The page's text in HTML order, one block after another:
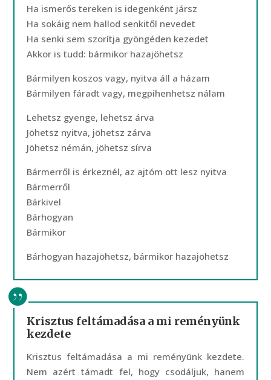
Ha ismerős tereken is idegenként jársz
Ha sokáig nem hallod senkitől nevedet
Ha senki sem szorítja gyöngéden kezedet
Akkor is tudd: bármikor hazajöhetsz
Bármilyen koszos vagy, nyitva áll a házam
Bármilyen fáradt vagy, megpihenhetsz nálam
Lehetsz gyenge, lehetsz árva
Jöhetsz nyitva, jöhetsz zárva
Jöhetsz némán, jöhetsz sírva
Bármerről is érkeznél, az ajtóm ott lesz nyitva
Bármerről
Bárkivel
Bárhogyan
Bármikor
Bárhogyan hazajöhetsz, bármikor hazajöhetsz
Krisztus feltámadása a mi reményünk
kezdete
Krisztus feltámadása a mi reményünk kezdete.
Nem azért támadt fel, hogy csodáljuk, hanem